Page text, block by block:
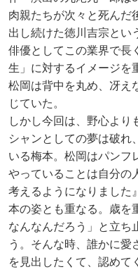
肉親たちが次々と死んだ
出し続けた徳川吉宗とい
俳優としてこの業界で長
生」に対するイメージを
松岡は背中を丸め、冴え
じていた。
しかし今回は、野心より
シャンとしての夢は破れ
いる梅本。松岡はパンフ
やっていることは自分の
考えるようになりました
本の姿とも重なる。歳を
なんなんだろう」と立ち
う。そんな時、誰かに愛
を見出したくて、認めて